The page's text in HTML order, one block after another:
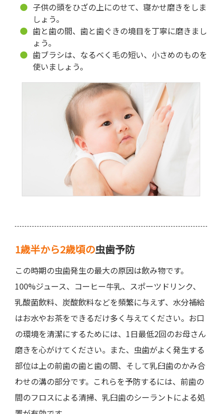
子供の頭をひざの上にのせて、寝かせ磨きをしま
しょう。
歯と歯の間、歯と歯ぐきの境目を丁寧に磨きまし
ょう。
歯ブラシは、なるべく毛の短い、小さめのものを
使いましょう。
1歳半から2歳頃の虫歯予防
この時期の虫歯発生の最大の原因は飲み物です。
100%ジュース、コーヒー牛乳、スポーツドリンク、
乳酸菌飲料、炭酸飲料などを頻繁に与えず、水分補給
はお水やお茶をできるだけ多く与えてください。お口
の環境を清潔にするためには、1日最低2回のお母さん
磨きを心がけてください。また、虫歯がよく発生する
部位は上の前歯の歯と歯の間、そして乳臼歯のかみ合
わせの溝の部分です。これらを予防するには、前歯の
間のフロスによる清掃、乳臼歯のシーラントによる処